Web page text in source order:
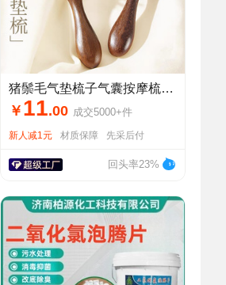
猪鬃毛气垫梳子气囊按摩梳头皮经络梳顺发女家用蓬松头发檀木梳子
￥ 11.00 成交5000+件
新人减1元 材质保障 先采后付
回头率23%